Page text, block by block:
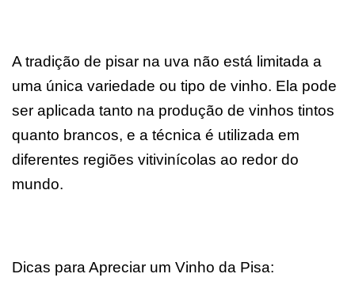
A tradição de pisar na uva não está limitada a
uma única variedade ou tipo de vinho. Ela pode
ser aplicada tanto na produção de vinhos tintos
quanto brancos, e a técnica é utilizada em
diferentes regiões vitivinícolas ao redor do
mundo.
Dicas para Apreciar um Vinho da Pisa: